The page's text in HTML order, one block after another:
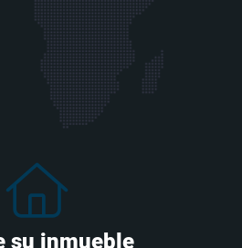
su inmueble